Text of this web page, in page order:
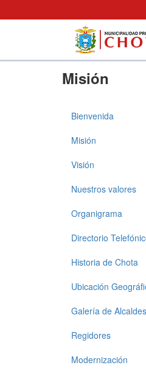
Pasar
Main
navigation
User
account
menu
Misión
Bienvenida
Misión
Visión
Nuestros valores
Organigrama
Directorio
Historia de Chota
Ubicación
Galería de Alcaldes
Regidores
Modernización